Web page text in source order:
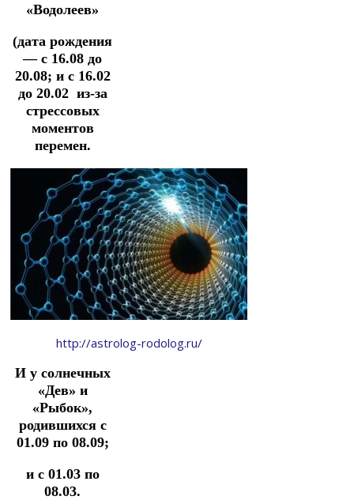
«Водолеев»
(дата рождения
— с 16.08 до
20.08; и с 16.02
до 20.02 из-за
стрессовых
моментов
перемен.
http://astrolog-rodolog.ru/
И у солнечных
«Дев» и
«Рыбок»,
родившихся с
01.09 по 08.09;
и с 01.03 по
08.03.